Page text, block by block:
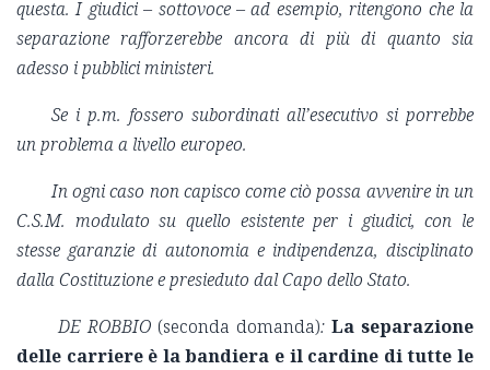
questa. I giudici – sottovoce – ad esempio, ritengono che la
separazione rafforzerebbe ancora di più di quanto sia
adesso i pubblici ministeri.
Se i p.m. fossero subordinati all’esecutivo si porrebbe
un problema a livello europeo.
In ogni caso non capisco come ciò possa avvenire in un
C.S.M. modulato su quello esistente per i giudici, con le
stesse garanzie di autonomia e indipendenza, disciplinato
dalla Costituzione e presieduto dal Capo dello Stato.
DE ROBBIO (seconda domanda): La separazione
delle carriere è la bandiera e il cardine di tutte le